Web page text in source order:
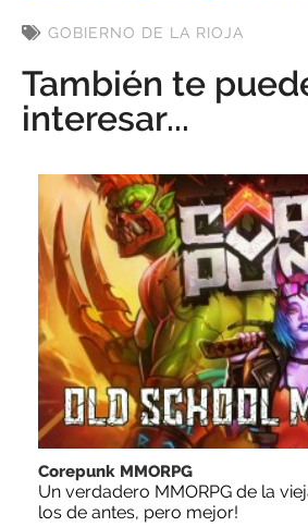
GOBIERNO DE LA RIOJA
También te
interesar...
Corepunk MMORPG
Un verdadero MMORPG de la
los de antes, pero mejor!